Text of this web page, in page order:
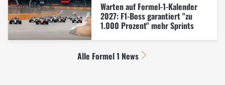
Warten auf Formel-1-Kalender
2027: F1-Boss garantiert "zu
1.000 Prozent" mehr Sprints
Alle Formel 1 News